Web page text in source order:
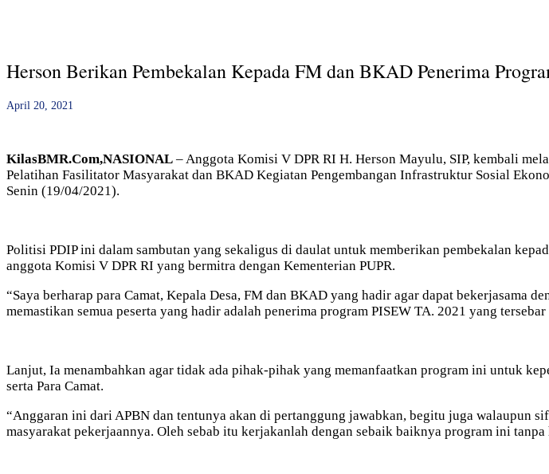
Herson Berikan Pembekalan Kepada FM dan BKAD Penerima
April 20, 2021
KilasBMR.Com,NASIONAL – Anggota Komisi V DPR RI H. Herson Mayulu, SIP, kembali
Pelatihan Fasilitator Masyarakat dan BKAD Kegiatan Pengembangan Infrastruktur Sosial
Senin (19/04/2021).
Politisi PDIP ini dalam sambutan yang sekaligus di daulat untuk memberikan pembekalan
anggota Komisi V DPR RI yang bermitra dengan Kementerian PUPR.
“Saya berharap para Camat, Kepala Desa, FM dan BKAD yang hadir agar dapat bekerjasama
memastikan semua peserta yang hadir adalah penerima program PISEW TA. 2021 yang
Lanjut, Ia menambahkan agar tidak ada pihak-pihak yang memanfaatkan program ini untuk
serta Para Camat.
“Anggaran ini dari APBN dan tentunya akan di pertanggung jawabkan, begitu juga walaupun
masyarakat pekerjaannya. Oleh sebab itu kerjakanlah dengan sebaik baiknya program ini